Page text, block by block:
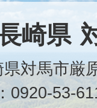
崎県
対馬市
0920-53-